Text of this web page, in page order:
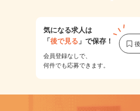
気になる求人は
「後で見る 」で保存！
会員登録なしで、
何件でも応募できます。